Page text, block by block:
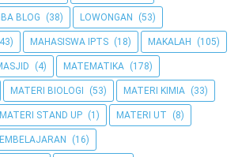
BLOG (38) LOWONGAN (53)
MAHASISWA IPTS (18) MAKALAH (105)
(4) MATEMATIKA (178)
MATERI BIOLOGI (53) MATERI KIMIA (33)
MATERI STAND UP (1) MATERI UT (8)
(16)